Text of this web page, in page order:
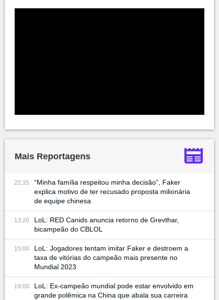
Mais Reportagens
22:35
“Minha família respeitou minha decisão”, Faker
explica motivo de ter recusado proposta milionária
de equipe chinesa
13:20
LoL: RED Canids anuncia retorno de Grevthar,
bicampeão do CBLOL
15:00
LoL: Jogadores tentam imitar Faker e destroem a
taxa de vitórias do campeão mais presente no
Mundial 2023
19:00
LoL: Ex-campeão mundial pode estar envolvido em
grande polêmica na China que abala sua carreira